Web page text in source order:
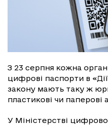
З 23 серпня кожна
цифрові паспорти в
закону мають таку ж
пластикові чи паперові
У Міністерстві